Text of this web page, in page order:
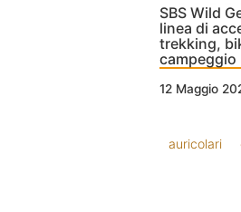
SBS Wild
linea di
trekking,
campeggio
12 Maggio
auricolari